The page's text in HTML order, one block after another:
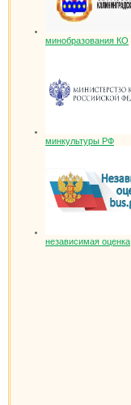
минобразования КО
минкультуры РФ
независимая оценка